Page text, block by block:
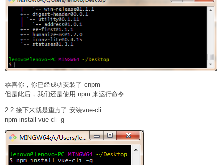
恭喜你，你已经成功安装了 cnpm
但是此后，我们还是使用 npm 来运行命令
2.2 接下来就是重点了 安装vue-cli
npm install vue-cli -g